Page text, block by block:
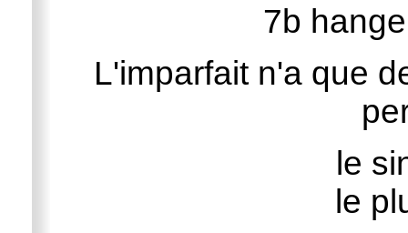
7b
L'imparfait n'a que
le
le